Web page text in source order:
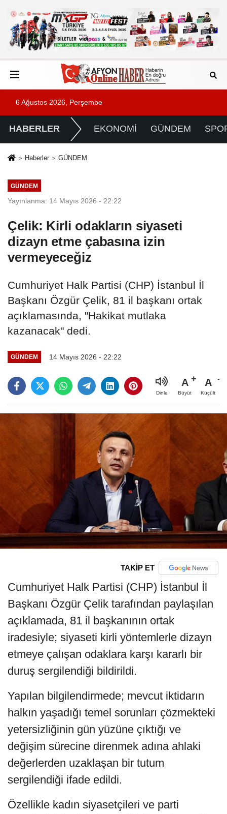
6 Ağustos 2026, Perşembe
HABERLER EKONOMİ GÜNDEM
Haberler GÜNDEM
GÜNDEM
Yayınlanma: 14 Mayıs 2026 - 22:22
Çelik: Kirli odakların siyaseti
dizayn etme çabasına izin
vermeyeceğiz
Cumhuriyet Halk Partisi (CHP) İstanbul İl
Başkanı Özgür Çelik, 81 il başkanı ortak
açıklamasında, "Hakikat mutlaka
kazanacak" dedi.
GÜNDEM 14 Mayıs 2026 - 22:22
Dinle
A
Büyüt
A
Küçült
TAKİP ET
Cumhuriyet Halk Partisi (CHP) İstanbul İl
Başkanı Özgür Çelik tarafından paylaşılan
açıklamada, 81 il başkanının ortak
iradesiyle; siyaseti kirli yöntemlerle dizayn
etmeye çalışan odaklara karşı kararlı bir
duruş sergilendiği bildirildi.
Yapılan bilgilendirmede; mevcut iktidarın
halkın yaşadığı temel sorunları çözmekteki
yetersizliğinin gün yüzüne çıktığı ve
değişim sürecine direnmek adına ahlaki
değerlerden uzaklaşan bir tutum
sergilendiği ifade edildi.
Özellikle kadın siyasetçileri ve parti